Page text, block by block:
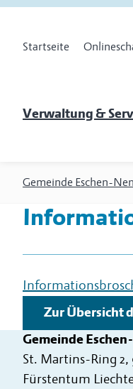
Startseite
Verwaltung &
Gemeinde Eschen-
Zur Übersicht
Gemeinde
St. Martins-Ring 2,
Fürstentum